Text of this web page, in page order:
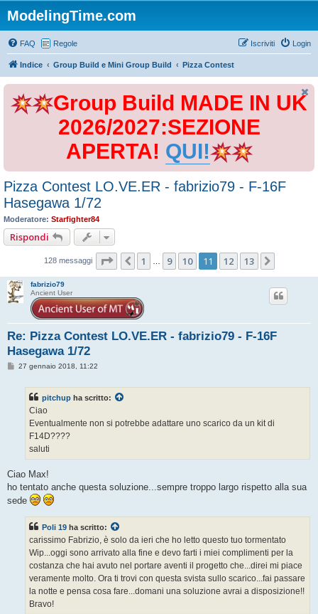
ModelingTime.com
FAQ Regole Login
Iscriviti
Indice Group Build e Mini Group Build Pizza Contest
Group Build MADE IN UK
2026/2027:SEZIONE
APERTA! QUI!
Pizza Contest LO.VE.ER - fabrizio79 - F-16F
Hasegawa 1/72
Moderatore: Starfighter84
Rispondi
128 messaggi Pagina di13
Precedente
1 9 10 11 12 13
fabrizio79
Ancient User
Re: Pizza Contest LO.VE.ER - fabrizio79 - F-16F
Hasegawa 1/72
M27 gennaio 2018, 11:22
pitchup ha scritto:
Ciao
Eventualmente non si potrebbe adattare uno scarico da un kit di
F14D????
saluti
Ciao Max!
ho tentato anche questa soluzione...sempre troppo largo rispetto alla sua
sede
Poli 19 ha scritto:
carissimo Fabrizio, è solo da ieri che ho letto questo tuo tormentato
Wip...oggi sono arrivato alla fine e devo farti i miei complimenti per la
costanza che hai avuto nel portare aventi il progetto che...direi mi piace
veramente molto. Ora ti trovi con questa svista sullo scarico...fai passare
la notte e pensa cosa fare...domani una soluzione avrai a disposizione!!
Bravo!